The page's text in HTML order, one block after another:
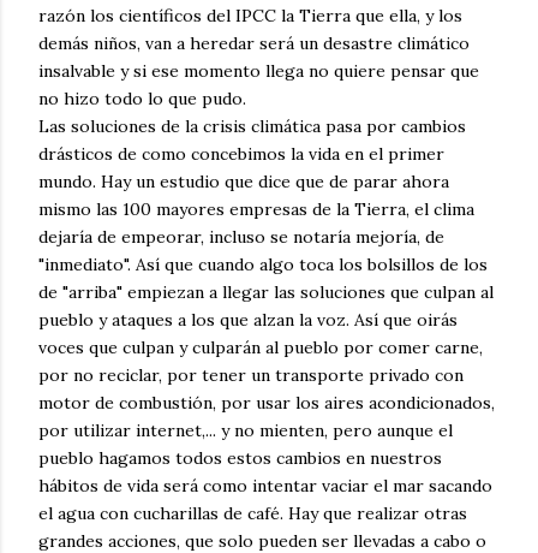
razón los científicos del IPCC la Tierra que ella, y los
demás niños, van a heredar será un desastre climático
insalvable y si ese momento llega no quiere pensar que
no hizo todo lo que pudo.
Las soluciones de la crisis climática pasa por cambios
drásticos de como concebimos la vida en el primer
mundo. Hay un estudio que dice que de parar ahora
mismo las 100 mayores empresas de la Tierra, el clima
dejaría de empeorar, incluso se notaría mejoría, de
"inmediato". Así que cuando algo toca los bolsillos de los
de "arriba" empiezan a llegar las soluciones que culpan al
pueblo y ataques a los que alzan la voz. Así que oirás
voces que culpan y culparán al pueblo por comer carne,
por no reciclar, por tener un transporte privado con
motor de combustión, por usar los aires acondicionados,
por utilizar internet,... y no mienten, pero aunque el
pueblo hagamos todos estos cambios en nuestros
hábitos de vida será como intentar vaciar el mar sacando
el agua con cucharillas de café. Hay que realizar otras
grandes acciones, que solo pueden ser llevadas a cabo o